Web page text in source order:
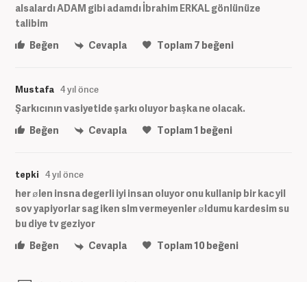
alsalardı ADAM gibi adamdı İbrahim ERKAL gönlünüze
talibim
Beğen
Cevapla Toplam7 beğeni
Mustafa 4 yıl önce
Şarkıcının vasiyetide şarkı oluyor başka ne olacak.
Beğen
Cevapla Toplam1 beğeni
tepki 4 yıl önce
her ølen insna degerli iyi insan oluyor onu kullanip bir kac yil
sov yapiyorlar sag iken slm vermeyenler øldumu kardesim su
bu diye tv geziyor
Beğen
Cevapla Toplam10beğeni